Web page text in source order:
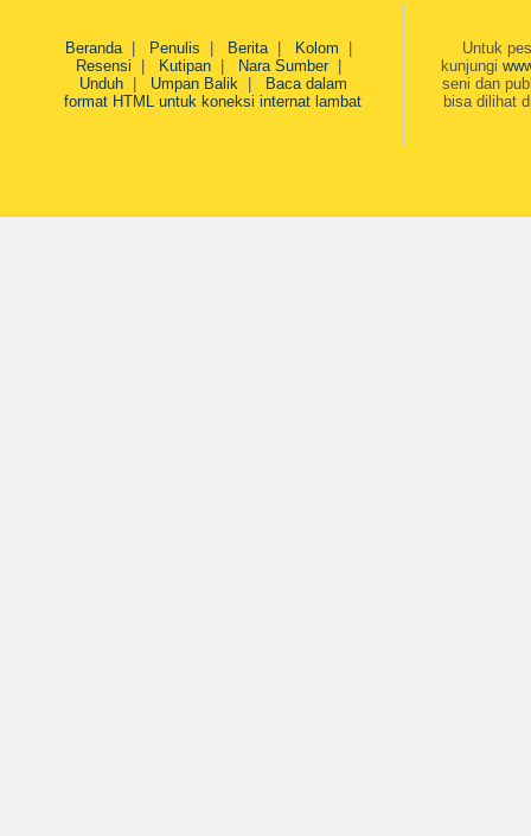
Beranda| Penulis Berita| Kolom
Resensi
Kutipan| Nara Sumber|
Unduh| Umpan Balik|
Baca dalam
format HTML untuk koneksi internat lambat
Untuk
kunjungi
seni dan
bisa dilihat